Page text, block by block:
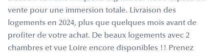
vente pour une immersion totale. Livraison des
logements en 2024, plus que quelques mois avant de
profiter de votre achat. De beaux logements avec 2
chambres et vue Loire encore disponibles !! Prenez